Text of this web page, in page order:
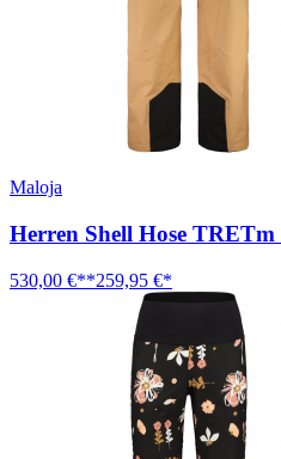
Maloja
Herren Shell Hose
530,00 €**259,95 €*